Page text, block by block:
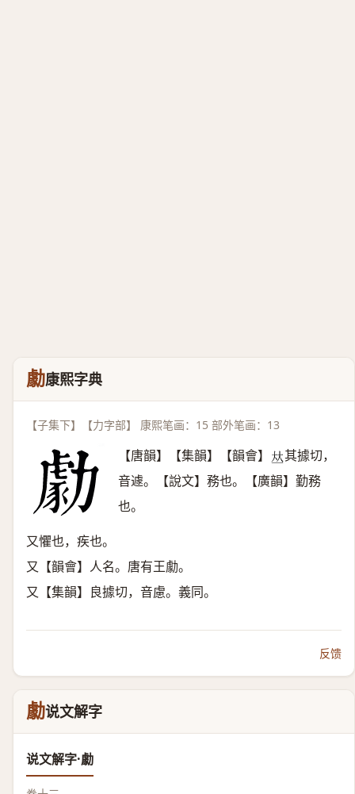
勮康熙字典
【子集下】【力字部】 康熙笔画：15 部外笔画：13
【唐韻】【集韻】【韻會】 𠀤其據切，
音遽。【說文】務也。【廣韻】勤務
也。
又懼也，疾也。
又【韻會】人名。唐有王勮。
又【集韻】良據切，音慮。義同。
反馈
勮说文解字
说文解字·勮